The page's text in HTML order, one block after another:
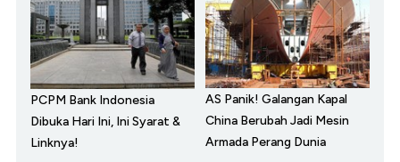
PCPM Bank Indonesia
Dibuka Hari Ini, Ini Syarat &
Linknya!
AS Panik! Galangan Kapal
China Berubah Jadi Mesin
Armada Perang Dunia